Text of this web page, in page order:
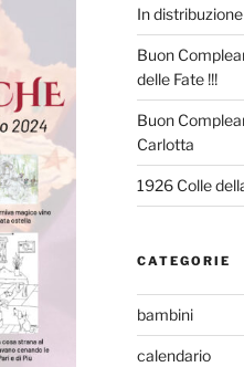
In
Buon
delle Fate !!!
Buon
Carlotta
1926 Colle
CATEGORIE
bambini
calendario